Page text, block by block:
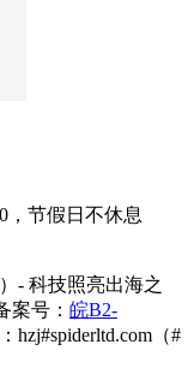
，节假日不休息
）- 科技照亮出海之
案号： 皖B2-
hzj#spiderltd.com（#